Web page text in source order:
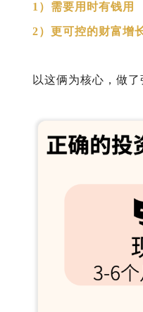
1）需要用时有钱用
2）更可控的财富增
以这俩为核心，做